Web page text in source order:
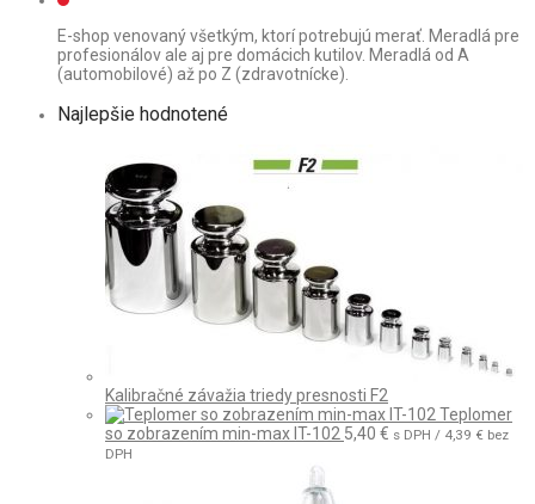
E-shop venovaný všetkým, ktorí potrebujú merať. Meradlá pre
profesionálov ale aj pre domácich kutilov. Meradlá od A
(automobilové) až po Z (zdravotnícke).
Najlepšie hodnotené
Kalibračné závažia triedy presnosti F2
Teplomer
so zobrazením min-max IT-102 5,40 € s DPH / 4,39 € bez
DPH